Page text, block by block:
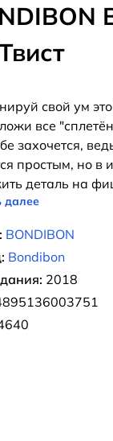
свой ум
все
захочется,
простым, но
деталь на
далее
BONDIBON
Bondibon
2018